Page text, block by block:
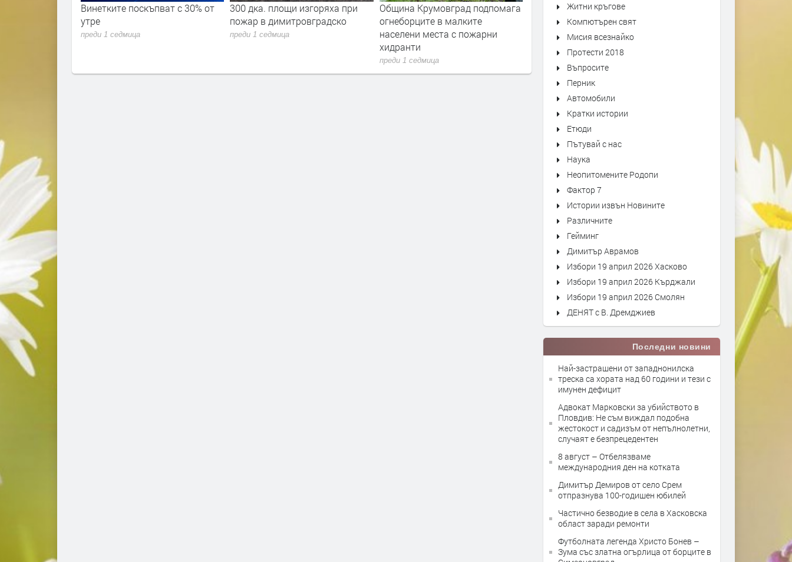
Винетките поскъпват с 30% от
утре
преди 1 седмица
300 дка. площи изгоряха при
пожар в димитровградско
преди 1 седмица
Община Крумовград подпомага
огнеборците в малките
населени места с пожарни
хидранти
преди 1 седмица
Първо издание на „Записки по
българските въстания“ от 1892
г. може да се види в архива на
Кърджали
Житни кръгове
Компютърен свят
Мисия всезнайко
Протести 2018
Въпросите
Перник
Автомобили
Кратки истории
Етюди
Пътувай с нас
Наука
Неопитомените Родопи
Фактор 7
Истории извън Новините
Различните
Гейминг
Димитър Аврамов
Избори 19 април 2026 Хасково
Избори 19 април 2026 Кърджали
Избори 19 април 2026 Смолян
ДЕНЯТ с В. Дремджиев
Последни новини
Най-застрашени от западнонилска
треска са хората над 60 години и тези с
имунен дефицит
Адвокат Марковски за убийството в
Пловдив: Не съм виждал подобна
жестокост и садизъм от непълнолетни,
случаят е безпрецедентен
8 август – Отбелязваме
международния ден на котката
Димитър Демиров от село Срем
отпразнува 100-годишен юбилей
Частично безводие в села в Хасковска
област заради ремонти
Футболната легенда Христо Бонев –
Зума със златна огърлица от борците в